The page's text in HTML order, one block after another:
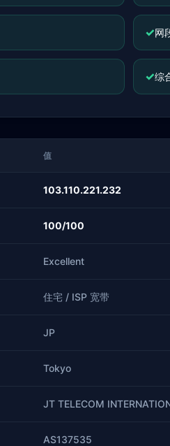
✓网
✓综
值
103.110.221.232
100/100
Excellent
住宅 / ISP 宽带
JP
Tokyo
JT TELECOM
AS137535